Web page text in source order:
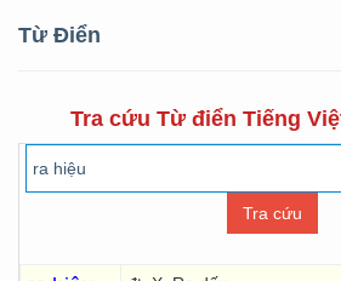
Từ Điển
Tra cứu Từ điển Tiếng